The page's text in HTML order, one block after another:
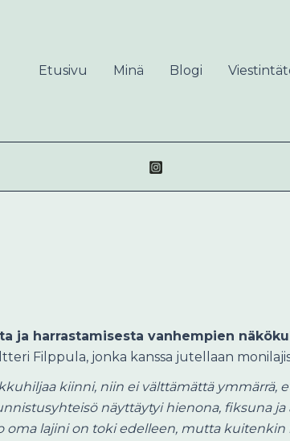
Etusivu Minä Blogi
ja harrastamisesta vanhempien
Filppula, jonka kanssa jutellaan
kiinni, niin ei välttämättä ymmärrä,
näyttäytyi hienona, fiksuna ja
oma lajini on toki edelleen, mutta